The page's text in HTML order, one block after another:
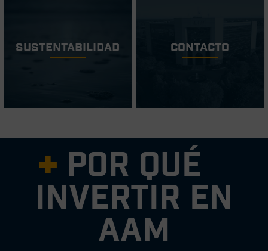
Sustentabilidad Contacto
Por qué
invertir en
AAM